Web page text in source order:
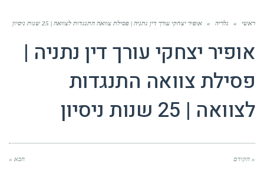
ראשי » גלריה » אופיר יצחקי עורך דין נתניה | פסילת צוואה התנגדות לצוואה | 25 שנות ניסיון
אופיר יצחקי עורך דין נתניה |
פסילת צוואה התנגדות
לצוואה | 25 שנות ניסיון
« הקודם הבא »